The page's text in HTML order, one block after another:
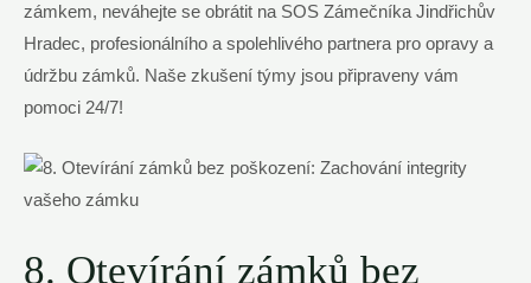
zámkem, neváhejte se obrátit na SOS Zámečníka Jindřichův
Hradec, profesionálního a spolehlivého partnera pro opravy a
údržbu zámků. Naše zkušení týmy jsou připraveny vám
pomoci 24/7!
8. Otevírání zámků bez